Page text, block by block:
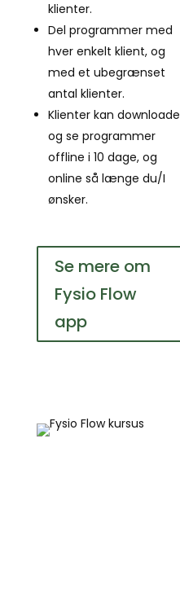
klienter.
Del programmer med
hver enkelt klient, og
med et ubegrænset
antal klienter.
Klienter kan downloade
og se programmer
offline i 10 dage, og
online så længe du/I
ønsker.
Se mere om
Fysio Flow
app